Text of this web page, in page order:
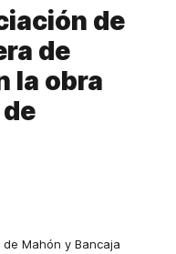
de
de
la obra
de
Mahón y Bancaja